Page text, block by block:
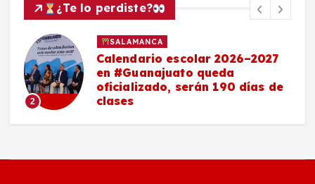
¿Te lo perdiste?
SALAMANCA
Maestro salmantino, delegado
de la SEP en Guanajuato,
anuncia nuevos bachilleratos,
becas y pase directo a